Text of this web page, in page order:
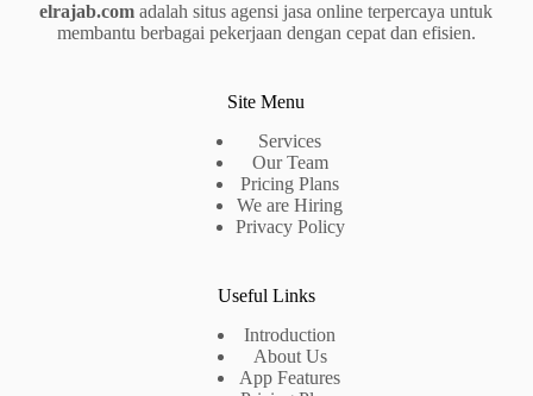
elrajab.com adalah situs agensi jasa online terpercaya untuk
membantu berbagai pekerjaan dengan cepat dan efisien.
Site Menu
Services
Our Team
Pricing Plans
We are Hiring
Privacy Policy
Useful Links
Introduction
About Us
App Features